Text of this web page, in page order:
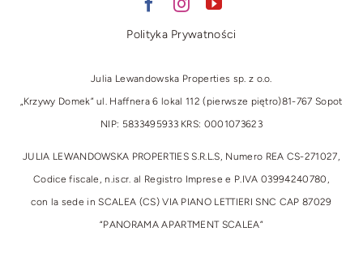
Polityka Prywatności
Julia Lewandowska Properties sp. z o.o.
„Krzywy Domek” ul. Haffnera 6 lokal 112 (pierwsze piętro)81-767 Sopot
NIP: 5833495933 KRS: 0001073623
JULIA LEWANDOWSKA PROPERTIES S.R.L.S, Numero REA CS-271027,
Codice fiscale, n.iscr. al Registro Imprese e P.IVA 03994240780,
con la sede in SCALEA (CS) VIA PIANO LETTIERI SNC CAP 87029
“PANORAMA APARTMENT SCALEA”